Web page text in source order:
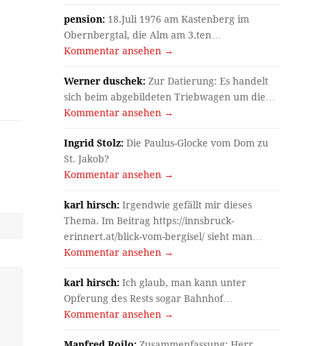
pension: 18.Juli 1976 am Kastenberg im
Obernbergtal, die Alm am 3.ten…
Kommentar ansehen →
Werner duschek: Zur Datierung: Es handelt
sich beim abgebildeten Triebwagen um die…
Kommentar ansehen →
Ingrid Stolz: Die Paulus-Glocke vom Dom zu
St. Jakob?
Kommentar ansehen →
karl hirsch: Irgendwie gefällt mir dieses
Thema. Im Beitrag https://innsbruck-
erinnert.at/blick-vom-bergisel/ sieht man…
Kommentar ansehen →
karl hirsch: Ich glaub, man kann unter
Opferung des Rests sogar Bahnhof…
Kommentar ansehen →